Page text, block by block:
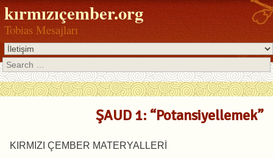
kırmızıçember.org
Tobias Mesajları
Search
ŞAUD 1: “Potansiyellemek”
KIRMIZI ÇEMBER MATERYALLERİ